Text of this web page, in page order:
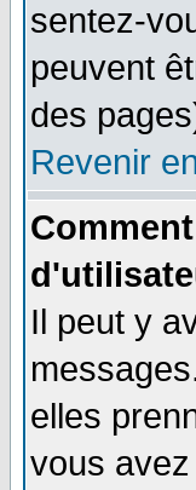
sentez-
peuvent
des
Revenir
Il peut y
elles
vous